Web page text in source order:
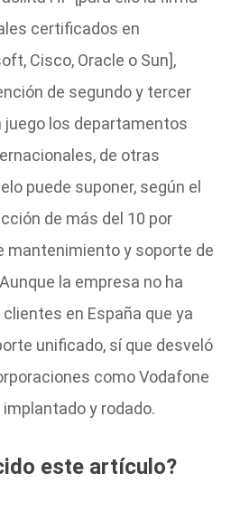
certificados en
Cisco, Oracle o Sun],
de segundo y tercer
juego los departamentos
de otras
puede suponer, según el
de más del 10 por
mantenimiento y soporte de
la empresa no ha
en España que ya
unificado, sí que desveló
como Vodafone
y rodado.
este artículo?